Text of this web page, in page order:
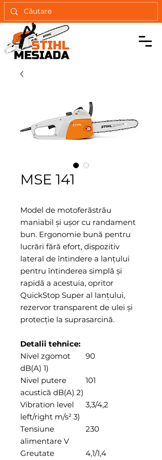
MSE 141
Model de motoferăstrău
maniabil şi uşor cu randament
bun. Ergonomie bună pentru
lucrări fără efort, dispozitiv
lateral de întindere a lanţului
pentru întinderea simplă şi
rapidă a acestuia, opritor
QuickStop Super al lanţului,
rezervor transparent de ulei şi
protecţie la suprasarcină.
Detalii tehnice:
Nivel zgomot
dB(A) 1)
90
Nivel putere
acustică dB(A) 2)
101
Vibration level
left/right m/s² 3)
3,3/4,2
Tensiune
alimentare V
230
Greutate
4,1/1,4